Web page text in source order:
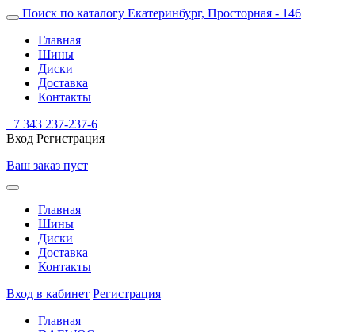
Поиск по каталогу Екатеринбург, Просторная - 146
Главная
Шины
Диски
Доставка
Контакты
+7 343 237-237-6
Вход Регистрация
Ваш заказ пуст
Главная
Шины
Диски
Доставка
Контакты
Вход в кабинет Регистрация
Главная